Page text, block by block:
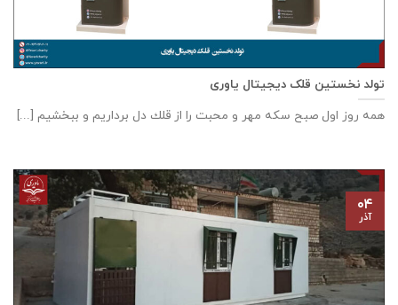
تولد نخستین قلک دیجیتال یاوری
همه روز اول صبح سكه مهر و محبت را از قلك دل برداريم و ببخشيم [...]
۰۴
آذر